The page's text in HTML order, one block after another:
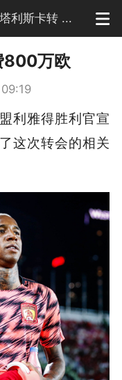
利斯卡转 ...
800万欧
利雅得胜利官宣
这次转会的相关